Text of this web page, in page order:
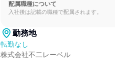
配属職種について
入社後は記載の職種で配属されます。
勤務地
転勤なし
株式会社不二レーベル